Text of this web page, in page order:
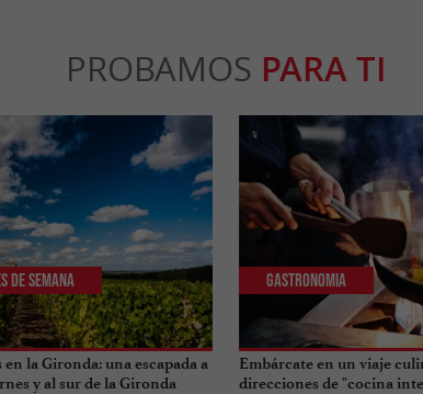
PROBAMOS PARA TI
la Gironda: una escapada a
y al sur de la Gironda
de Semana
Embárcate en un viaje
direcciones de "cocina
Gastronomia